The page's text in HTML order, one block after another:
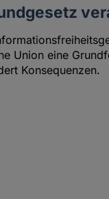
Union eine
Konsequenzen.